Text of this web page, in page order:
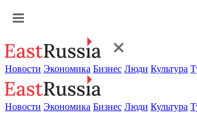
Новости Экономика Бизнес Люди Культура
Новости Экономика Бизнес Люди Культура